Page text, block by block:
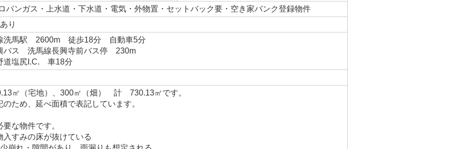
パンガス・上水道・下水道・電気・外物置・セットバック要・空き家バンク登録物件
り
洗馬駅 2600m 徒歩18分 自動車5分
バス 洗馬線長興寺前バス停 230m
道塩尻I.C. 車18分
㎡（宅地）、300㎡（畑） 計 730.13㎡です。
ため、延べ面積で表記しています。
な物件です。
入すみの床が抜けている